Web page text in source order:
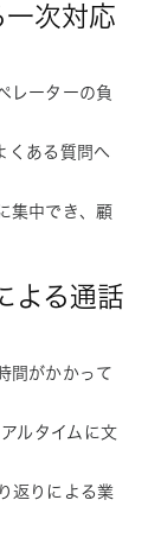
次対応
レーターの負
くある質問へ
集中でき、顧
よる通話
間がかかって
ルタイムに文
返りによる業